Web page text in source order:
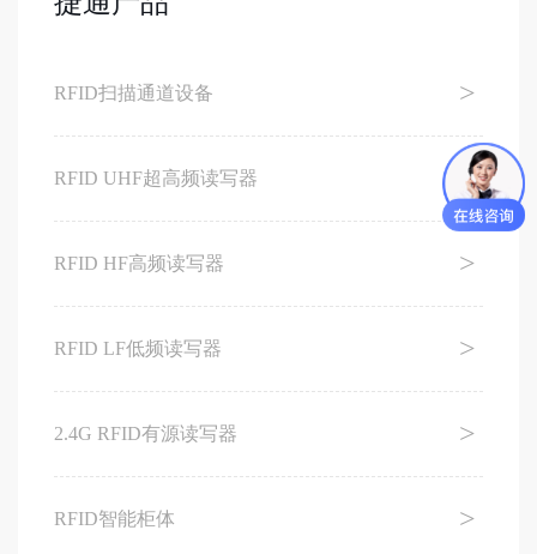
RFID扫描通道设备
RFID UHF超高频读写器
RFID HF高频读写器
RFID LF低频读写器
2.4G RFID有源读写器
RFID智能柜体